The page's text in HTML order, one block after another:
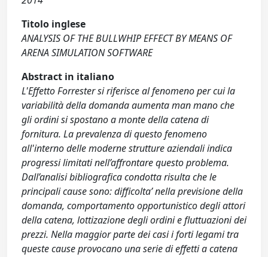
Titolo inglese
ANALYSIS OF THE BULLWHIP EFFECT BY MEANS OF
ARENA SIMULATION SOFTWARE
Abstract in italiano
L'Effetto Forrester si riferisce al fenomeno per cui la
variabilità della domanda aumenta man mano che
gli ordini si spostano a monte della catena di
fornitura. La prevalenza di questo fenomeno
all'interno delle moderne strutture aziendali indica
progressi limitati nell’affrontare questo problema.
Dall’analisi bibliografica condotta risulta che le
principali cause sono: difficolta’ nella previsione della
domanda, comportamento opportunistico degli attori
della catena, lottizazione degli ordini e fluttuazioni dei
prezzi. Nella maggior parte dei casi i forti legami tra
queste cause provocano una serie di effetti a catena